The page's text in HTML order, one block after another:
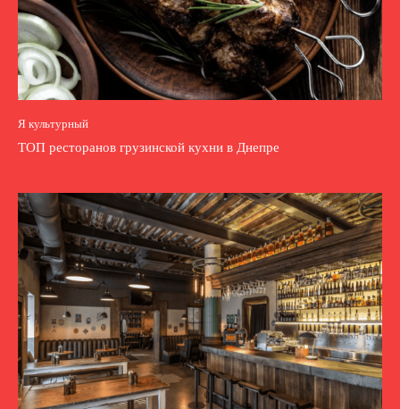
Я культурный
ТОП ресторанов грузинской кухни в Днепре